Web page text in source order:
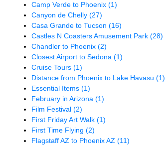
Camp Verde to Phoenix(1)
Canyon de Chelly(27)
Casa Grande to Tucson(16)
Castles N Coasters Amusement Park(28)
Chandler to Phoenix(2)
Closest Airport to Sedona(1)
Cruise Tours(1)
Distance from Phoenix to Lake Havasu(1)
Essential Items(1)
February in Arizona(1)
Film Festival(2)
First Friday Art Walk(1)
First Time Flying(2)
Flagstaff AZ to Phoenix AZ(11)